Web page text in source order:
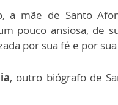
a mãe de Santo
pouco ansiosa, de
por sua fé e por
, outro biógrafo de